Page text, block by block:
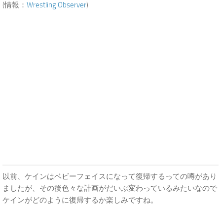
(情報： Wrestling Observer)
以前、ケインはベビーフェイスになって復帰するっての噂があり
ましたが、その後色々な計画がだいぶ変わっているみたいなので
ケインがどのように復帰するか楽しみですね。